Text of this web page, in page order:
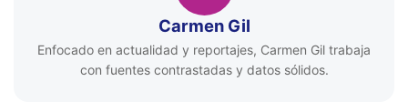
Carmen Gil
Enfocado en actualidad y reportajes, Carmen Gil trabaja
con fuentes contrastadas y datos sólidos.